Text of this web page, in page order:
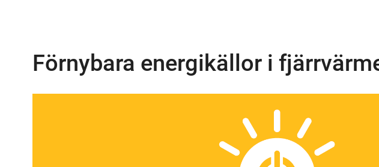
Förnybara energikällor i